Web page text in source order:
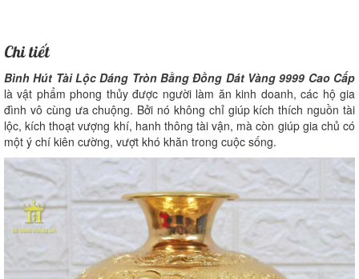
Chi tiết
Bình Hút Tài Lộc Dáng Tròn Bằng Đồng Dát Vàng 9999 Cao Cấp
là vật phẩm phong thủy được người làm ăn kinh doanh, các hộ gia
đình vô cùng ưa chuộng. Bởi nó không chỉ giúp kích thích nguồn tài
lộc, kích thoạt vượng khí, hanh thông tài vận, mà còn giúp gia chủ có
một ý chí kiên cường, vượt khó khăn trong cuộc sống.